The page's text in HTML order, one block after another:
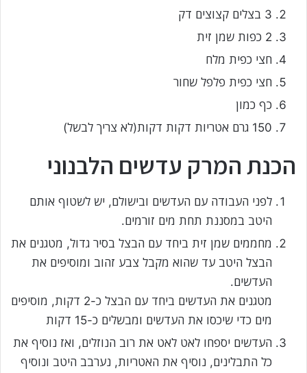
3 בצלים קצוצים דק
2 כפות שמן זית
חצי כפית מלח
חצי כפית פלפל שחור
כף כמון
150 גרם אטריות דקות דקות(לא צריך לבשל)
הכנת המרק עדשים הלבנוני
לפני העבודה עם העדשים ובישולם, יש לשטוף אותם
היטב במסננת תחת מים זורמים.
מחממים שמן זית ביחד עם הבצל בסיר גדול, מטגנים את
הבצל היטב עד שהוא מקבל צבע זהוב ומוסיפים את
העדשים.
מטגנים את העדשים ביחד עם הבצל כ-2 דקות, מוסיפים
מים כדי שיכסו את העדשים ומבשלים כ-15 דקות
העדשים יספחו לאט לאט את רוב הנוזלים, ואז נוסיף את
כל התבלינים, נוסיף את האטריות, נערבב היטב ונוסיף